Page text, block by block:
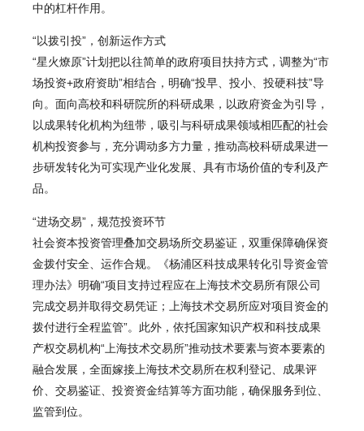
中的杠杆作用。
“以拨引投”，创新运作方式
“星火燎原”计划把以往简单的政府项目扶持方式，调整为“市
场投资+政府资助”相结合，明确“投早、投小、投硬科技”导
向。面向高校和科研院所的科研成果，以政府资金为引导，
以成果转化机构为纽带，吸引与科研成果领域相匹配的社会
机构投资参与，充分调动多方力量，推动高校科研成果进一
步研发转化为可实现产业化发展、具有市场价值的专利及产
品。
“进场交易”，规范投资环节
社会资本投资管理叠加交易场所交易鉴证，双重保障确保资
金拨付安全、运作合规。《杨浦区科技成果转化引导资金管
理办法》明确“项目支持过程应在上海技术交易所有限公司
完成交易并取得交易凭证；上海技术交易所应对项目资金的
拨付进行全程监管”。此外，依托国家知识产权和科技成果
产权交易机构“上海技术交易所”推动技术要素与资本要素的
融合发展，全面嫁接上海技术交易所在权利登记、成果评
价、交易鉴证、投资资金结算等方面功能，确保服务到位、
监管到位。